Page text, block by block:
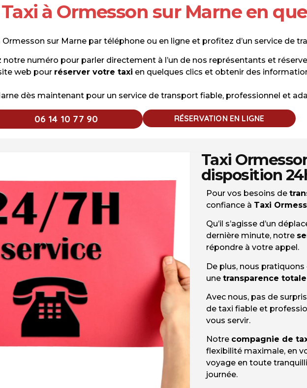
à Ormesson sur Marne en
sur Marne par téléphone ou en ligne et profitez d’un service de
notre numéro pour parler directement à l’un de nos représentants et
web pour réserver votre taxi en quelques clics et obtenir des
dès maintenant pour un service de transport fiable, professionnel et
06 14 10 77 90 RÉSERVATION EN LIGNE
Taxi
disposition
Pour vos besoins de
confiance à Taxi
Qu’il s’agisse d’un
dernière minute, notre
répondre à votre appel.
De plus, nous
une transparence totale
Avec nous, pas de
de taxi fiable et
vous servir.
Notre compagnie de
flexibilité maximale, en
voyage en toute
journée.